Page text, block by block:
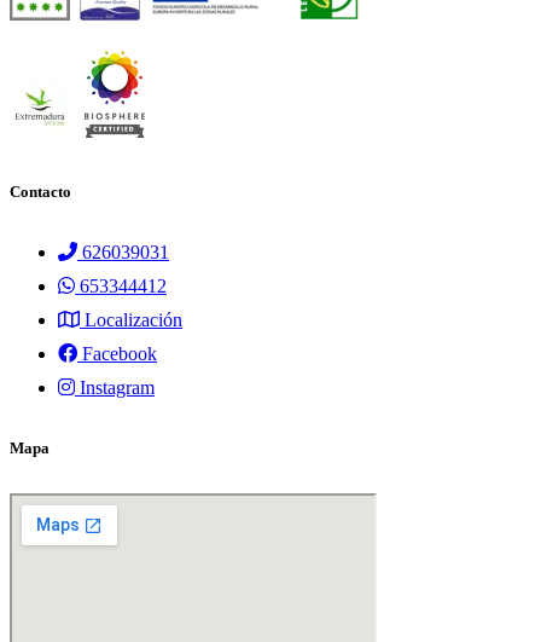
Contacto
626039031
653344412
Localización
Facebook
Instagram
Mapa